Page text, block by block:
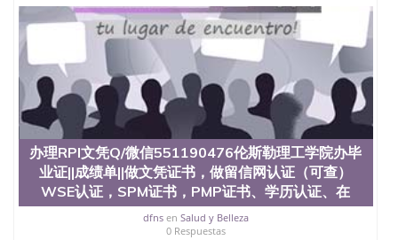
办理RPI文凭Q/微信551190476伦斯勒理工学院办毕
业证||成绩单||做文凭证书，做留信网认证（可查）
WSE认证，SPM证书，PMP证书、学历认证、在
dfnsen Salud y Belleza
0 Respuestas